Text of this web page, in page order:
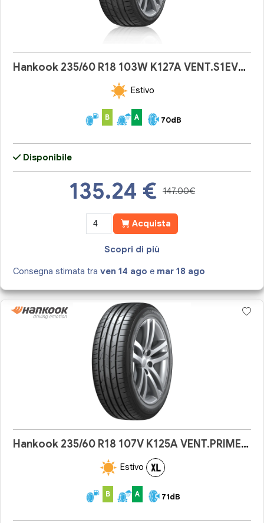
Hankook 235/60 R18 103W K127A VENT.S1EVO3SUV
Estivo
B A 70dB
Disponibile
135.24 € 147.00€
Acquista
Scopri di più
Consegna stimata traven 14 ago e mar 18 ago
Hankook 235/60 R18 107V K125A VENT.PRIME 3X
Estivo
B A 71dB